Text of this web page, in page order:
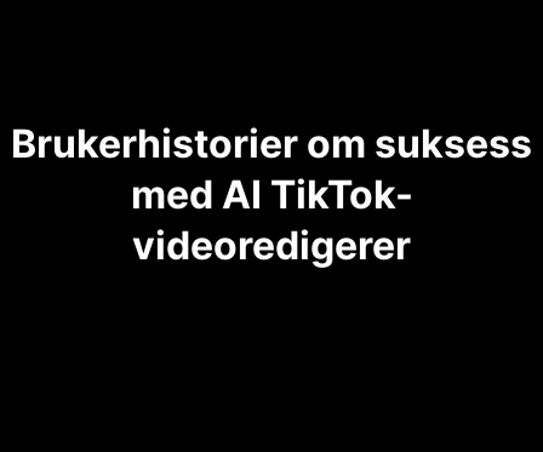
Brukerhistorier om suksess
med AI TikTok-
videoredigerer